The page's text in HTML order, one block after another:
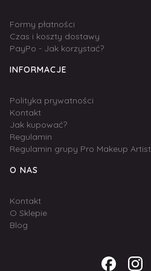
Formy płatności
Czas i koszty dostawy
PayPo - Jak korzystać?
INFORMACJE
Polityka prywatności
Kontakt
Jak kupować?
Regulamin
Regulamin grupy Pro Makeup Artist
O NAS
Kontakt
O Sklepie
Blog